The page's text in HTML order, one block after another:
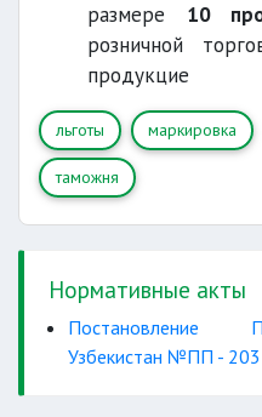
размере 10
розничной
продукцие
льготы маркировка
таможня
Нормативные акты
Постановление
Узбекистан №ПП - 203